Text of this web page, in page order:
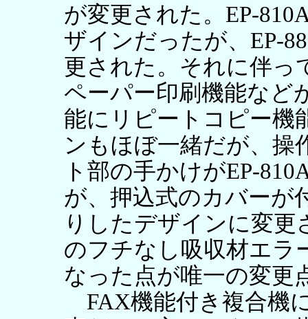
が変更された。EP-
ザインだったが、EP-
更された。それに伴っ
ペーパー印刷機能など
能にリピートコピー機
ンもほぼ一緒だが、操
ト部の手かけがEP-
が、押込式のカバーが
りしたデザインに変更
のフチなし吸収材エラ
なった点が唯一の変更
FAX機能付き複合機